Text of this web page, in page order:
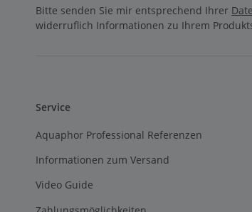
Bitte senden Sie mir entsprechend Ihrer
widerruflich Informationen zu Ihrem
Service
Aquaphor Professional Referenzen
Informationen zum Versand
Video Guide